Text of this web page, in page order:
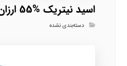
اسید نیتریک %55 ارزان
دسته‌بندی نشده